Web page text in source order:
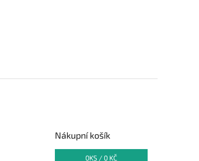
Nákupní košík
0KS / 0 KČ